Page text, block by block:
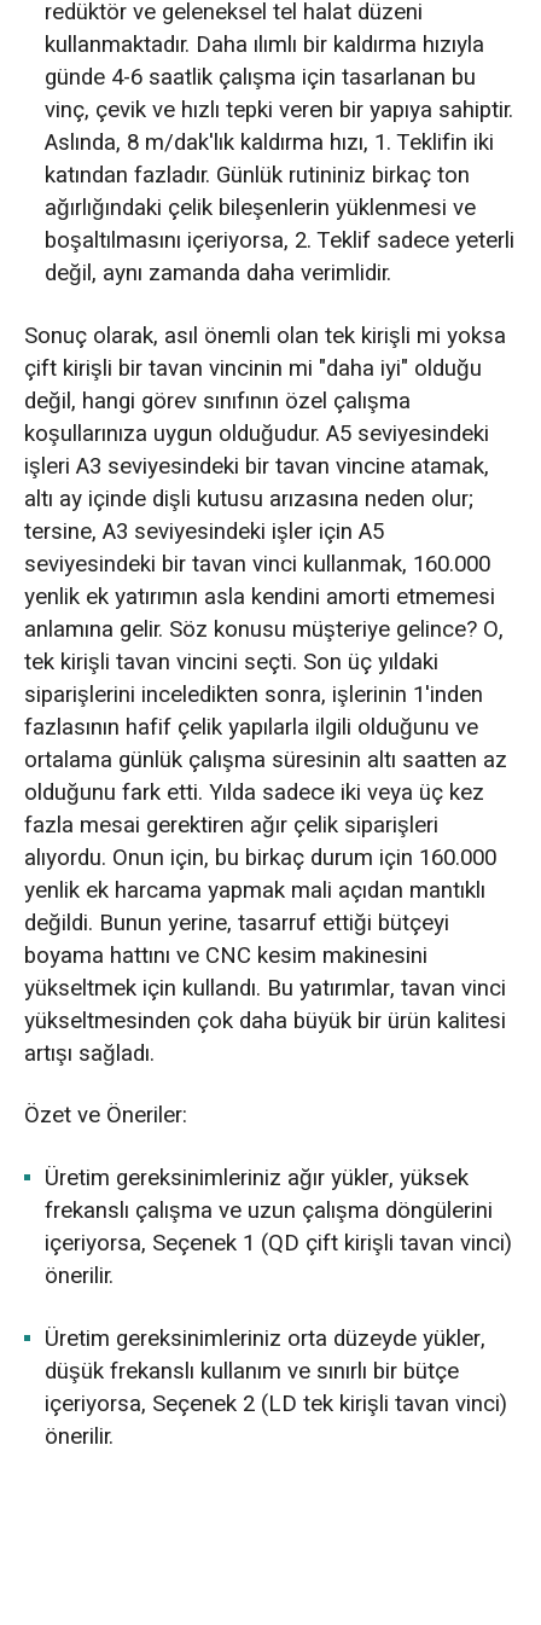
redüktör ve geleneksel tel halat düzeni
kullanmaktadır. Daha ılımlı bir kaldırma hızıyla
günde 4-6 saatlik çalışma için tasarlanan bu
vinç, çevik ve hızlı tepki veren bir yapıya sahiptir.
Aslında, 8 m/dak'lık kaldırma hızı, 1. Teklifin iki
katından fazladır. Günlük rutininiz birkaç ton
ağırlığındaki çelik bileşenlerin yüklenmesi ve
boşaltılmasını içeriyorsa, 2. Teklif sadece yeterli
değil, aynı zamanda daha verimlidir.
Sonuç olarak, asıl önemli olan tek kirişli mi yoksa
çift kirişli bir tavan vincinin mi "daha iyi" olduğu
değil, hangi görev sınıfının özel çalışma
koşullarınıza uygun olduğudur. A5 seviyesindeki
işleri A3 seviyesindeki bir tavan vincine atamak,
altı ay içinde dişli kutusu arızasına neden olur;
tersine, A3 seviyesindeki işler için A5
seviyesindeki bir tavan vinci kullanmak, 160.000
yenlik ek yatırımın asla kendini amorti etmemesi
anlamına gelir. Söz konusu müşteriye gelince? O,
tek kirişli tavan vincini seçti. Son üç yıldaki
siparişlerini inceledikten sonra, işlerinin 1'inden
fazlasının hafif çelik yapılarla ilgili olduğunu ve
ortalama günlük çalışma süresinin altı saatten az
olduğunu fark etti. Yılda sadece iki veya üç kez
fazla mesai gerektiren ağır çelik siparişleri
alıyordu. Onun için, bu birkaç durum için 160.000
yenlik ek harcama yapmak mali açıdan mantıklı
değildi. Bunun yerine, tasarruf ettiği bütçeyi
boyama hattını ve CNC kesim makinesini
yükseltmek için kullandı. Bu yatırımlar, tavan vinci
yükseltmesinden çok daha büyük bir ürün kalitesi
artışı sağladı.
Özet ve Öneriler:
Üretim gereksinimleriniz ağır yükler, yüksek
frekanslı çalışma ve uzun çalışma döngülerini
içeriyorsa, Seçenek 1 (QD çift kirişli tavan vinci)
önerilir.
Üretim gereksinimleriniz orta düzeyde yükler,
düşük frekanslı kullanım ve sınırlı bir bütçe
içeriyorsa, Seçenek 2 (LD tek kirişli tavan vinci)
önerilir.